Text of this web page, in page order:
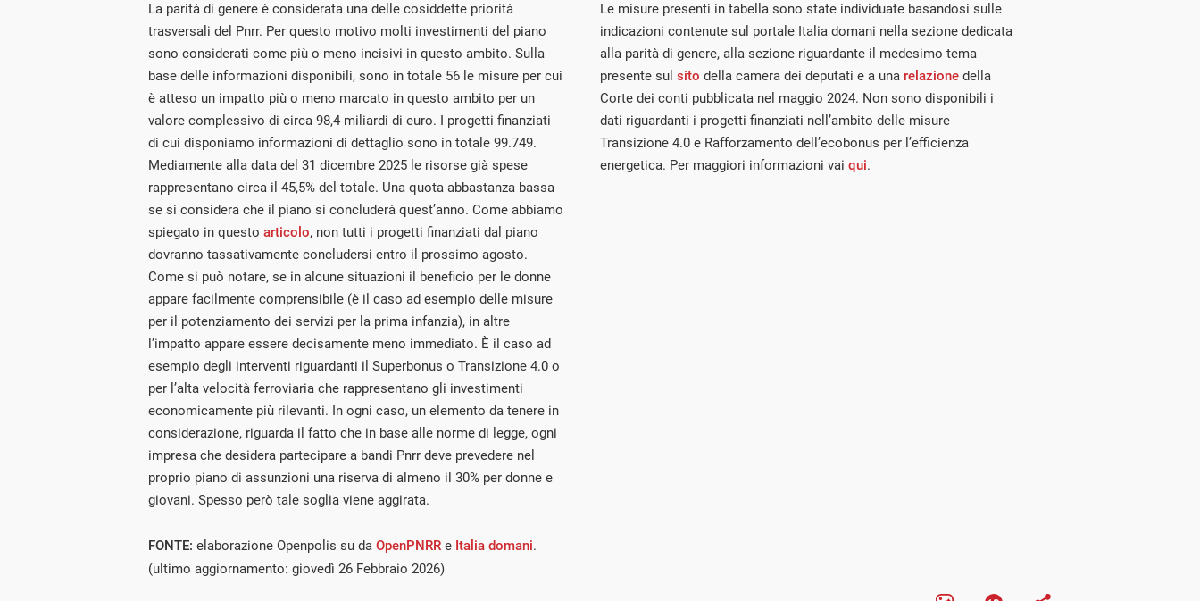
La parità di genere è considerata una delle cosiddette priorità
trasversali del Pnrr. Per questo motivo molti investimenti del piano
sono considerati come più o meno incisivi in questo ambito. Sulla
base delle informazioni disponibili, sono in totale 56 le misure per cui
è atteso un impatto più o meno marcato in questo ambito per un
valore complessivo di circa 98,4 miliardi di euro. I progetti finanziati
di cui disponiamo informazioni di dettaglio sono in totale 99.749.
Mediamente alla data del 31 dicembre 2025 le risorse già spese
rappresentano circa il 45,5% del totale. Una quota abbastanza bassa
se si considera che il piano si concluderà quest’anno. Come abbiamo
spiegato in questo articolo, non tutti i progetti finanziati dal piano
dovranno tassativamente concludersi entro il prossimo agosto.
Come si può notare, se in alcune situazioni il beneficio per le donne
appare facilmente comprensibile (è il caso ad esempio delle misure
per il potenziamento dei servizi per la prima infanzia), in altre
l’impatto appare essere decisamente meno immediato. È il caso ad
esempio degli interventi riguardanti il Superbonus o Transizione 4.0 o
per l’alta velocità ferroviaria che rappresentano gli investimenti
economicamente più rilevanti. In ogni caso, un elemento da tenere in
considerazione, riguarda il fatto che in base alle norme di legge, ogni
impresa che desidera partecipare a bandi Pnrr deve prevedere nel
proprio piano di assunzioni una riserva di almeno il 30% per donne e
giovani. Spesso però tale soglia viene aggirata.
Le misure presenti in tabella sono state individuate basandosi sulle
indicazioni contenute sul portale Italia domani nella sezione dedicata
alla parità di genere, alla sezione riguardante il medesimo tema
presente sul sito della camera dei deputati e a una relazione della
Corte dei conti pubblicata nel maggio 2024. Non sono disponibili i
dati riguardanti i progetti finanziati nell’ambito delle misure
Transizione 4.0 e Rafforzamento dell’ecobonus per l’efficienza
energetica. Per maggiori informazioni vai qui.
FONTE: elaborazione Openpolis su da OpenPNRR e Italia domani.
(ultimo aggiornamento: giovedì 26 Febbraio 2026)